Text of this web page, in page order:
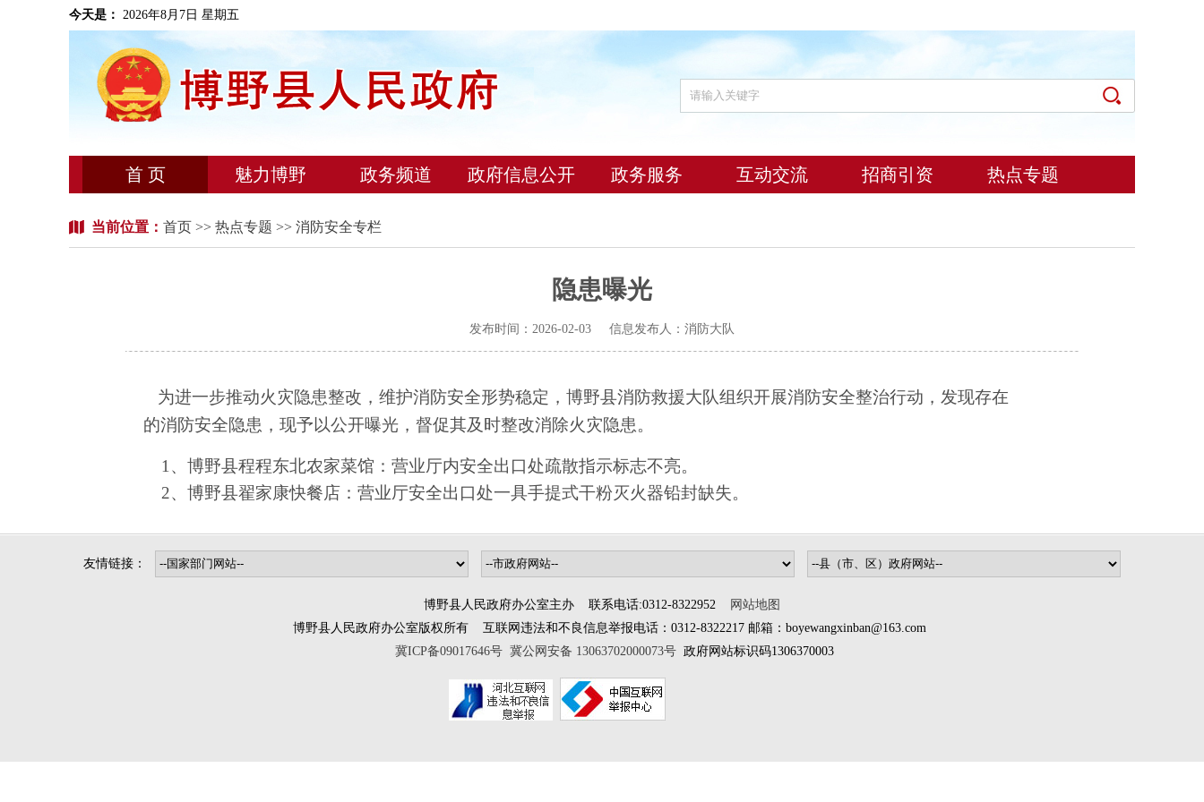
今天是： 2026年8月7日 星期五
首 页 魅力博野 政务频道 政府信息公开 政务服务 互动交流 招商引资 热点专题
当前位置： 首页 >> 热点专题 >> 消防安全专栏
隐患曝光
发布时间：2026-02-03 信息发布人：消防大队
为进一步推动火灾隐患整改，维护消防安全形势稳定，博野县消防救援大队组织开展消防安全整治行动，发现存在
的消防安全隐患，现予以公开曝光，督促其及时整改消除火灾隐患。
1、 博野县程程东北农家菜馆：营业厅内安全出口处疏散指示标志不亮。
2、 博野县翟家康快餐店： 营业厅安全出口处一具手提式干粉灭火器铅封缺失。
友情链接：
博野县人民政府办公室主办 联系电话:0312-8322952
网站地图
博野县人民政府办公室版权所有 互联网违法和不良信息举报电话：0312-8322217 邮箱：boyewangxinban@163.com
冀ICP备09017646号 冀公网安备 13063702000073号 政府网站标识码1306370003